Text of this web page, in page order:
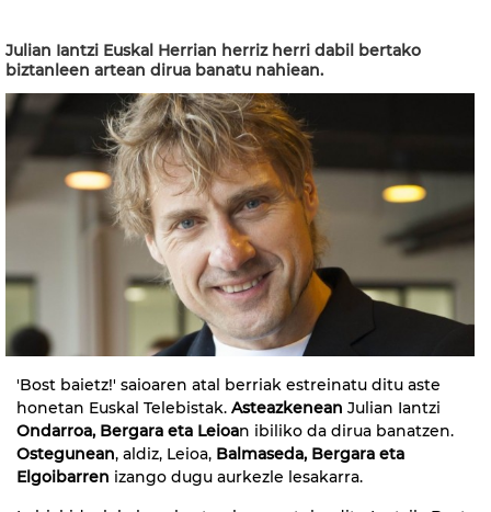
Julian Iantzi Euskal Herrian herriz herri dabil bertako
biztanleen artean dirua banatu nahiean.
'Bost baietz!' saioaren atal berriak estreinatu ditu aste
honetan Euskal Telebistak. Asteazkenean Julian Iantzi
Ondarroa, Bergara eta Leioan ibiliko da dirua banatzen.
Ostegunean, aldiz, Leioa, Balmaseda, Bergara eta
Elgoibarren izango dugu aurkezle lesakarra.